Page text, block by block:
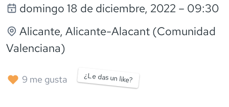
domingo 18 de diciembre, 2022 – 09:30
Alicante, Alicante-Alacant (Comunidad
Valenciana)
9 me gusta ¿Le das un like?